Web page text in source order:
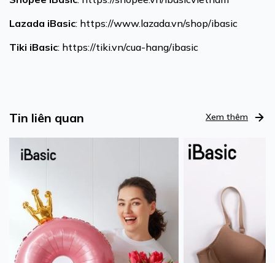
Lazada iBasic: https://www.lazada.vn/shop/ibasic
Tiki iBasic: https://tiki.vn/cua-hang/ibasic
Tin liên quan Xem thêm